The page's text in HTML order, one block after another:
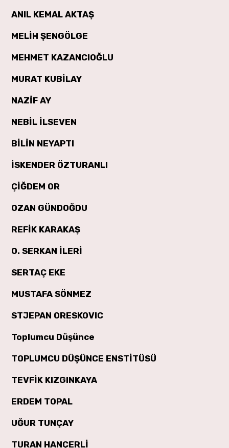
ANIL KEMAL AKTAŞ
MELİH ŞENGÖLGE
MEHMET KAZANCIOĞLU
MURAT KUBİLAY
NAZİF AY
NEBİL İLSEVEN
BİLİN NEYAPTI
İSKENDER ÖZTURANLI
ÇİĞDEM OR
OZAN GÜNDOĞDU
REFİK KARAKAŞ
O. SERKAN İLERİ
SERTAÇ EKE
MUSTAFA SÖNMEZ
STJEPAN ORESKOVIC
Toplumcu Düşünce
TOPLUMCU DÜŞÜNCE ENSTİTÜSÜ
TEVFİK KIZGINKAYA
ERDEM TOPAL
UĞUR TUNÇAY
TURAN HANÇERLİ